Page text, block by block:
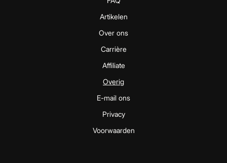
Artikelen
Over ons
Carrière
Affiliate
Overig
E-mail ons
Privacy
Voorwaarden